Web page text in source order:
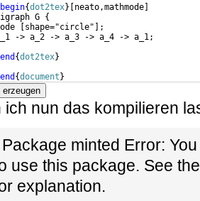
{dot2tex} neato,mathmode
G {
shape="circle"
;
-> a_2 -> a_3 -> a_4 -> a_1;
{dot2tex}
{document }
erzeugen
ich nun das kompilieren
Package minted Error:
use this package. See
explanation.